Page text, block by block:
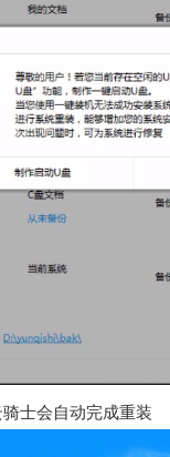
士会自动完成重装